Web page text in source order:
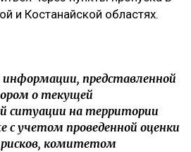
и Костанайской областях.
информации, представленной
о текущей
ситуации на территории
с учетом проведенной оценки
комитетом